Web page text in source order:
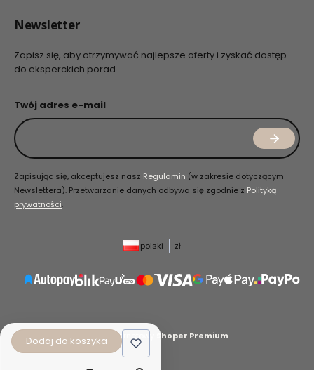
Newsletter
Zapisz się, aby otrzymywać najlepsze oferty i zyskać dostęp
do eksperckich porad.
Twój adres e-mail
Zapisując się, akceptujesz nasz Regulamin (w zakresie dotyczącym
Newslettera). Przetwarzanie danych odbywa się zgodnie z Polityką
prywatności.
polski zł
Sklep internetowy Shoper Premium
Dodaj do koszyka